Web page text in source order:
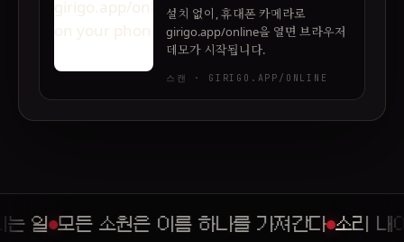
설치 없이, 휴대폰 카메라로
girigo.app/online을 열면 브라우저
데모가 시작됩니다.
스캔 · GIRIGO.APP/ONLINE
모든 소원은 이름 하나를 가져간다 소리 내어 부